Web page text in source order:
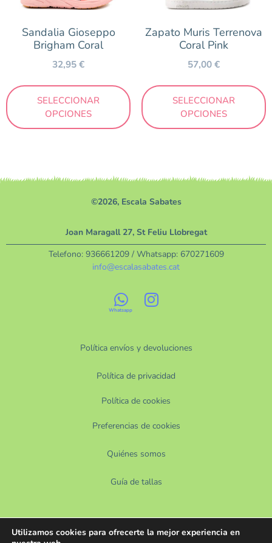
21 22 26 27
Marca
Müris
Otoño/Invierno
Primavera/Verano
Sandalia Gioseppo
Brigham Coral
32,95€
SELECCIONAR
OPCIONES
Zapato Muris Terrenova
Coral Pink
57,00€
SELECCIONAR
OPCIONES
©2026, Escala Sabates
Política envíos y devoluciones
Política de privacidad
Política de cookies
Preferencias de cookies
Quiénes somos
Guía de tallas
Joan Maragall 27, St Feliu Llobregat
Telefono: 936661209/ Whatsapp: 670271609
info@escalasabates.cat
Utilizamos cookies para ofrecerte la mejor experiencia en